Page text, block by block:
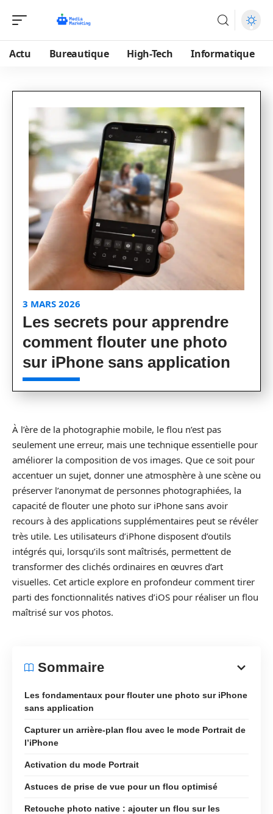
Actu Bureautique High-Tech Informatique
3 MARS 2026
Les secrets pour apprendre
comment flouter une photo
sur iPhone sans application
À l’ère de la photographie mobile, le flou n’est pas
seulement une erreur, mais une technique essentielle pour
améliorer la composition de vos images. Que ce soit pour
accentuer un sujet, donner une atmosphère à une scène ou
préserver l’anonymat de personnes photographiées, la
capacité de flouter une photo sur iPhone sans avoir
recours à des applications supplémentaires peut se révéler
très utile. Les utilisateurs d’iPhone disposent d’outils
intégrés qui, lorsqu’ils sont maîtrisés, permettent de
transformer des clichés ordinaires en œuvres d’art
visuelles. Cet article explore en profondeur comment tirer
parti des fonctionnalités natives d’iOS pour réaliser un flou
maîtrisé sur vos photos.
Sommaire
Les fondamentaux pour flouter une photo sur iPhone
sans application
Capturer un arrière-plan flou avec le mode Portrait de
l’iPhone
Activation du mode Portrait
Astuces de prise de vue pour un flou optimisé
Retouche photo native : ajouter un flou sur les